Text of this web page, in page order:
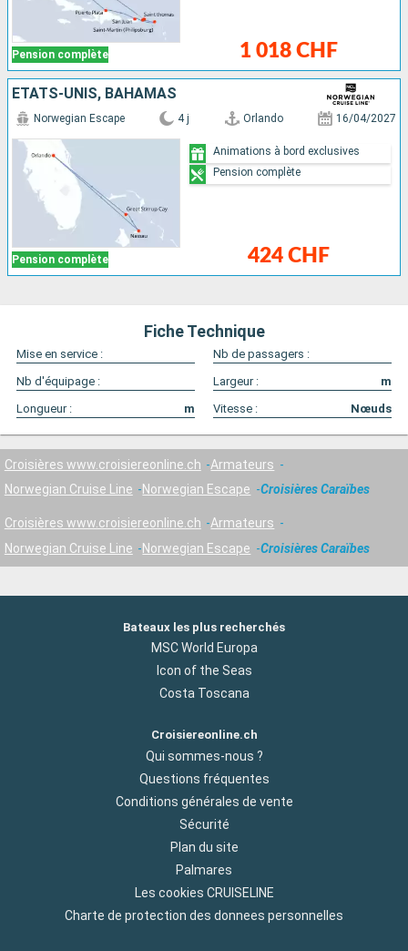
Pension complète 1 018 CHF
ÉTATS-UNIS, BAHAMAS
Pension complète
Norwegian Escape 4 j Orlando 16/04/2027
424 CHF
Animations à bord exclusives
Pension complète
Fiche Technique
Mise en service :
Nb de passagers :
Nb d'équipage :
Largeur :
m
Longueur :
m Vitesse : Nœuds
Croisières www.croisiereonline.ch
Armateurs
Norwegian Cruise Line
Norwegian Escape Croisières Caraïbes
Croisières www.croisiereonline.ch
Armateurs
Norwegian Cruise Line
Norwegian Escape Croisières Caraïbes
Bateaux les plus recherchés
MSC World Europa
Icon of the Seas
Costa Toscana
Croisiereonline.ch
Qui sommes-nous ?
Questions fréquentes
Conditions générales de vente
Sécurité
Plan du site
Palmares
Les cookies CRUISELINE
Charte de protection des donnees personnelles